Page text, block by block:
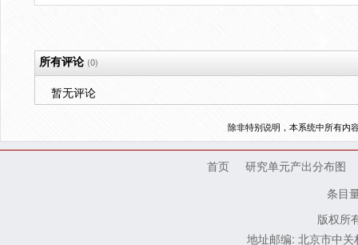
所有评论(0)
暂无评论
除非特别说明，本系统中所有内
首页
研究单元产出分布图
条目
版权所
地址邮编: 北京市中